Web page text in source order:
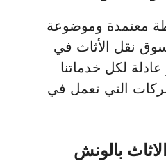
معتمدة وموضوعة
نقل الأثاث في
لكل خدماتنا
التي تعمل في
بالونش